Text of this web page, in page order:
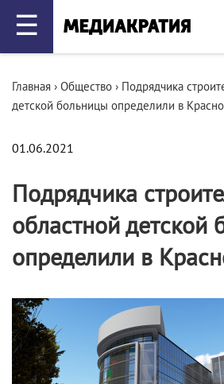
☰
Главная › Общество › Подрядчика
детской больницы определили в
01.06.2021
Подрядчика
областной детской
определили в